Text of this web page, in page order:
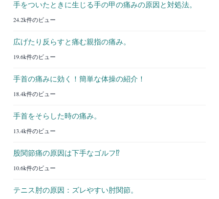
手をついたときに生じる手の甲の痛みの原因と対処法。
24.2k件のビュー
広げたり反らすと痛む親指の痛み。
19.6k件のビュー
手首の痛みに効く！簡単な体操の紹介！
18.4k件のビュー
手首をそらした時の痛み。
13.4k件のビュー
股関節痛の原因は下手なゴルフ⁉︎
10.6k件のビュー
テニス肘の原因：ズレやすい肘関節。